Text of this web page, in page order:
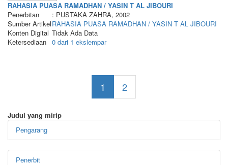
RAHASIA PUASA RAMADHAN / YASIN T AL JIBOURI
Penerbitan
: PUSTAKA ZAHRA, 2002
Sumber ArtikelRAHASIA PUASA RAMADHAN / YASIN T AL JIBOURI
Konten Digital Tidak Ada Data
Ketersediaan 0 dari 1 ekslempar
1 2
Judul yang mirip
Pengarang
Penerbit